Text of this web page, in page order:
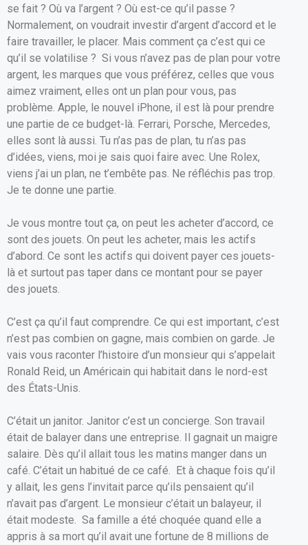
se fait ? Où va l’argent ? Où est-ce qu’il passe ?
Normalement, on voudrait investir d’argent d’accord et le
faire travailler, le placer. Mais comment ça c’est qui ce
qu’il se volatilise ? Si vous n’avez pas de plan pour votre
argent, les marques que vous préférez, celles que vous
aimez vraiment, elles ont un plan pour vous, pas
problème. Apple, le nouvel iPhone, il est là pour prendre
une partie de ce budget-là. Ferrari, Porsche, Mercedes,
elles sont là aussi. Tu n’as pas de plan, tu n’as pas
d’idées, viens, moi je sais quoi faire avec. Une Rolex,
viens j’ai un plan, ne t’embête pas. Ne réfléchis pas trop.
Je te donne une partie.
Je vous montre tout ça, on peut les acheter d’accord, ce
sont des jouets. On peut les acheter, mais les actifs
d’abord. Ce sont les actifs qui doivent payer ces jouets-
là et surtout pas taper dans ce montant pour se payer
des jouets.
C’est ça qu’il faut comprendre. Ce qui est important, c’est
n’est pas combien on gagne, mais combien on garde. Je
vais vous raconter l’histoire d’un monsieur qui s’appelait
Ronald Reid, un Américain qui habitait dans le nord-est
des États-Unis.
C’était un janitor. Janitor c’est un concierge. Son travail
était de balayer dans une entreprise. Il gagnait un maigre
salaire. Dès qu’il allait tous les matins manger dans un
café. C’était un habitué de ce café. Et à chaque fois qu’il
y allait, les gens l’invitait parce qu’ils pensaient qu’il
n’avait pas d’argent. Le monsieur c’était un balayeur, il
était modeste. Sa famille a été choquée quand elle a
appris à sa mort qu’il avait une fortune de 8 millions de